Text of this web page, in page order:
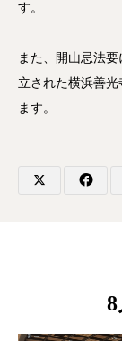
す。
また、開山忌法
立された横浜善
ます。